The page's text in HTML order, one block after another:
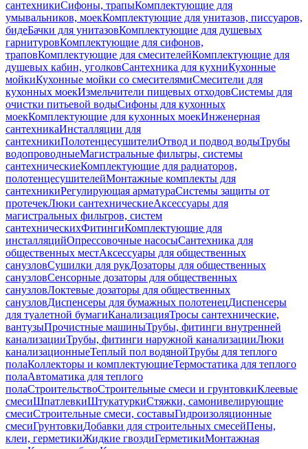
сантехникиСифоны, трапыКомплектующие для
умывальников, моекКомплектующие для унитазов, писсуаров,
бидеБачки для унитазовКомплектующие для душевых
гарнитуровКомплектующие для сифонов,
траповКомплектующие для смесителейКомплектующие для
душевых кабин, уголковСантехника для кухниКухонные
мойкиКухонные мойки со смесителямиСмесители для
кухонных моекИзмельчители пищевых отходовСистемы для
очистки питьевой водыСифоны для кухонных
моекКомплектующие для кухонных моекИнженерная
сантехникаИнсталляции для
сантехникиПолотенцесушителиОтвод и подвод водыТрубы
водопроводныеМагистральные фильтры, системы
сантехническиеКомплектующие для радиаторов,
полотенцесушителейМонтажные комплекты для
сантехникиРегулирующая арматураСистемы защиты от
протечекЛюки сантехническиеАксессуары для
магистральных фильтров, систем
сантехническихФитингиКомплектующие для
инсталляцийОпрессовочные насосыСантехника для
общественных местАксессуары для общественных
санузловСушилки для рукДозаторы для общественных
санузловСенсорные дозаторы для общественных
санузловЛоктевые дозаторы для общественных
санузловДиспенсеры для бумажных полотенецДиспенсеры
для туалетной бумагиКанализацияТросы сантехнические,
вантузыПрочистные машиныТрубы, фитинги внутренней
канализацииТрубы, фитинги наружной канализацииЛюки
канализационныеТеплый пол водянойТрубы для теплого
полаКоллекторы и комплектующиеТермостатика для теплого
полаАвтоматика для теплого
полаСтроительствоСтроительные смеси и грунтовкиКлеевые
смесиШпатлевкиШтукатуркиСтяжки, самонивелирующие
смесиСтроительные смеси, составыГидроизоляционные
смесиГрунтовкиДобавки для строительных смесейПены,
клеи, герметикиЖидкие гвоздиГерметикиМонтажная